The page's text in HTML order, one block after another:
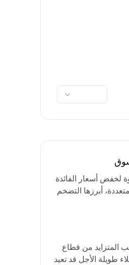
لخفض أسعار الفائدة
أبرزها التضخم
الفائدة أو خفض
المتزايد من قطاع
طويلة الأجل قد تعيد